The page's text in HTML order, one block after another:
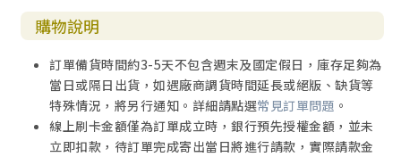
創傷；但禱告可以緩解人心的痛，讓人看見自己在造物主眼
中的價值。
張學良的一生幾乎都被軟禁著，可說是相當悲情，這讓我聯
想到，在歷史上大衛王曾有個禱詞：「我陷在深淤泥中，沒
有立腳之地……尋求神的人，願你們的心甦醒。因為耶和華
聽了窮乏人，不藐視被囚的人。」
購物說明
訂單備貨時間約3-5天不包含週末及國定假日，庫存足夠為
當日或隔日出貨，如遇廠商調貨時間延長或絕版、缺貨等
特殊情況，將另行通知。詳細請點選常見訂單問題 。
線上刷卡金額僅為訂單成立時，銀行預先授權金額，並未
立即扣款，待訂單完成寄出當日將進行請款，實際請款金